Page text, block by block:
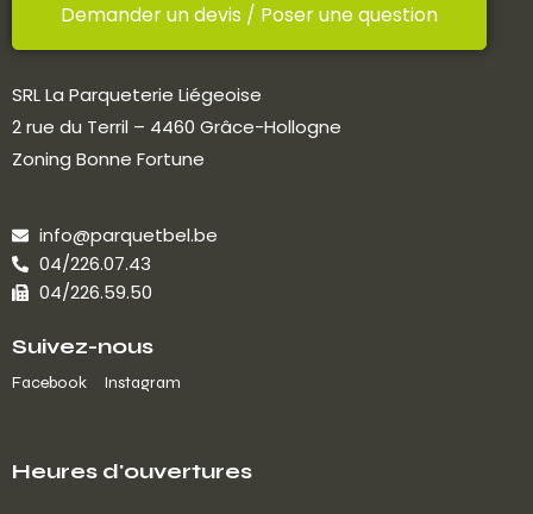
Demander un devis / Poser une question
SRL La Parqueterie Liégeoise
2 rue du Terril – 4460 Grâce-Hollogne
Zoning Bonne Fortune
info@parquetbel.be
04/226.07.43
04/226.59.50
Suivez-nous
Facebook Instagram
Heures d'ouvertures